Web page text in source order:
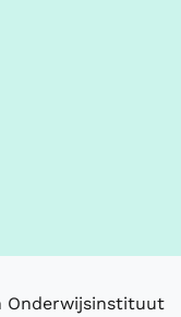
Onderwijsinstituut